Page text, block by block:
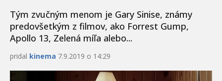
Tým zvučným menom je Gary Sinise, známy
predovšetkým z filmov, ako Forrest Gump,
Apollo 13, Zelená míľa alebo...
pridal kinema 7.9.2019 o 14:29